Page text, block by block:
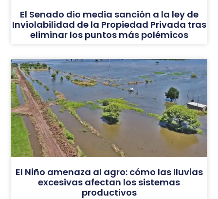
El Senado dio media sanción a la ley de
Inviolabilidad de la Propiedad Privada tras
eliminar los puntos más polémicos
El Niño amenaza al agro: cómo las lluvias
excesivas afectan los sistemas
productivos